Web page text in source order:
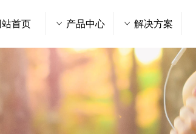
站首页 ꀁ 产品中心 ꀁ 解决方案